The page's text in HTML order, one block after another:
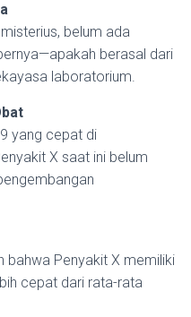
belum ada
berasal dari
laboratorium.
yang cepat di
X saat ini belum
bahwa Penyakit X memiliki
cepat dari rata-rata